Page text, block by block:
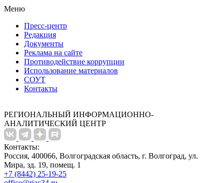
Меню
Пресс-центр
Редакция
Документы
Реклама на сайте
Противодействие коррупции
Использование материалов
СОУТ
Контакты
РЕГИОНАЛЬНЫЙ ИНФОРМАЦИОННО-
АНАЛИТИЧЕСКИЙ ЦЕНТР
Контакты:
Россия, 400066, Волгоградская область, г. Волгоград, ул.
Мира, зд. 19, помещ. 1
+7 (8442) 25-19-25